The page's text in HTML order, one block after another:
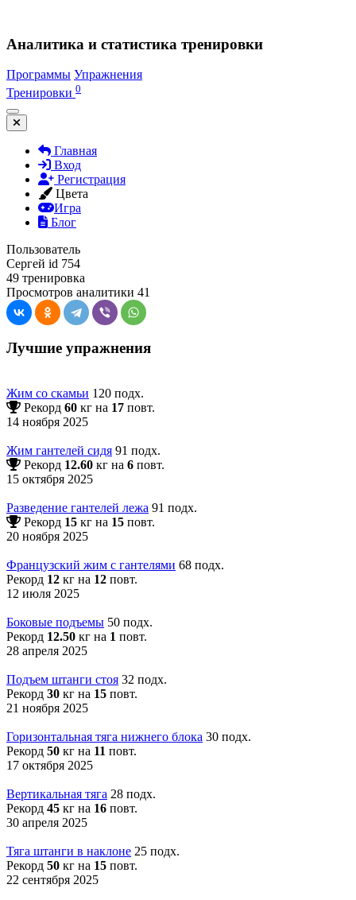
Аналитика и статистика тренировки
Программы Упражнения
Тренировки 0
Главная
Вход
Регистрация
Цвета
Игра
Блог
Пользователь
Сергей id 754
49 тренировка
Просмотров аналитики 41
Лучшие упражнения
Жим со скамьи 120 подх.
Рекорд 60 кг на 17 повт.
14 ноября 2025
Жим гантелей сидя 91 подх.
Рекорд 12.60 кг на 6 повт.
15 октября 2025
Разведение гантелей лежа 91 подх.
Рекорд 15 кг на 15 повт.
20 ноября 2025
Французский жим с гантелями 68 подх.
Рекорд 12 кг на 12 повт.
12 июля 2025
Боковые подъемы 50 подх.
Рекорд 12.50 кг на 1 повт.
28 апреля 2025
Подъем штанги стоя 32 подх.
Рекорд 30 кг на 15 повт.
21 ноября 2025
Горизонтальная тяга нижнего блока 30 подх.
Рекорд 50 кг на 11 повт.
17 октября 2025
Вертикальная тяга 28 подх.
Рекорд 45 кг на 16 повт.
30 апреля 2025
Тяга штанги в наклоне 25 подх.
Рекорд 50 кг на 15 повт.
22 сентября 2025